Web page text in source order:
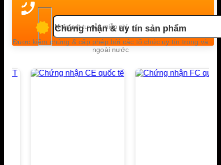
Chứng nhận & uy tín sản phẩm
Được kiểm chứng & cấp phép bởi các tổ chức uy tín trong và
ngoài nước